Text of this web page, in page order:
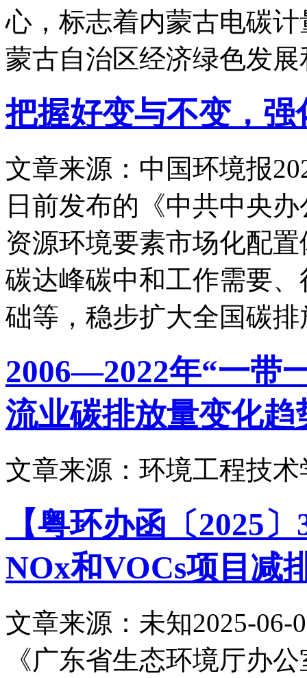
心，标志着内蒙古电碳
蒙古自治区经济绿色发展
把握好变与不变，
文章来源：中国环境报
日前发布的《中共中央
资源环境要素市场化配
碳达峰碳中和工作需要
础等，稳步扩大全国碳排
2006—2022年“一带
流业碳排放量变化趋
文章来源：环境工程技术
【粤环办函〔2025
NOx和VOCs项目减
文章来源：未知2025-06-
《广东省生态环境厅办